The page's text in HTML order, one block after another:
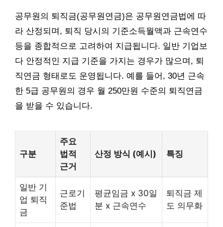
공무원의 퇴직금(공무원연금)은 공무원연금법에 따
라 산정되며, 퇴직 당시의 기준소득월액과 근속연수
등을 종합적으로 고려하여 지급됩니다. 일반 기업보
다 안정적인 지급 기준을 가지는 경우가 많으며, 퇴
직연금 형태로도 운영됩니다. 예를 들어, 30년 근속
한 5급 공무원의 경우 월 250만원 수준의 퇴직연금
을 받을 수 있습니다.
구분
주요
법적
근거
산정 방식 (예시) 특징
일반 기
업 퇴직
금
근로기
준법
평균임금 x 30일
분 x 근속연수
퇴직금 제
도 의무화